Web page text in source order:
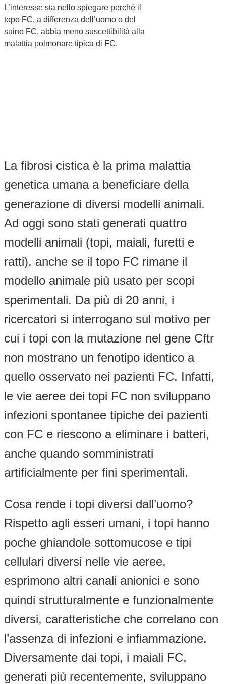
L’interesse sta nello spiegare perché il
topo FC, a differenza dell’uomo o del
suino FC, abbia meno suscettibilità alla
malattia polmonare tipica di FC.
La fibrosi cistica è la prima malattia
genetica umana a beneficiare della
generazione di diversi modelli animali.
Ad oggi sono stati generati quattro
modelli animali (topi, maiali, furetti e
ratti), anche se il topo FC rimane il
modello animale più usato per scopi
sperimentali. Da più di 20 anni, i
ricercatori si interrogano sul motivo per
cui i topi con la mutazione nel gene Cftr
non mostrano un fenotipo identico a
quello osservato nei pazienti FC. Infatti,
le vie aeree dei topi FC non sviluppano
infezioni spontanee tipiche dei pazienti
con FC e riescono a eliminare i batteri,
anche quando somministrati
artificialmente per fini sperimentali.
Cosa rende i topi diversi dall’uomo?
Rispetto agli esseri umani, i topi hanno
poche ghiandole sottomucose e tipi
cellulari diversi nelle vie aeree,
esprimono altri canali anionici e sono
quindi strutturalmente e funzionalmente
diversi, caratteristiche che correlano con
l’assenza di infezioni e infiammazione.
Diversamente dai topi, i maiali FC,
generati più recentemente, sviluppano